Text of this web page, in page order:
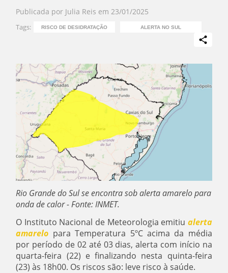
Publicada por Julia Reis em 23/01/2025
Tags: RISCO DE DESIDRATAÇÃO ALERTA NO SUL
Rio Grande do Sul se encontra sob alerta amarelo para
onda de calor - Fonte: INMET.
O Instituto Nacional de Meteorologia emitiu alerta
amarelo para Temperatura 5ºC acima da média
por período de 02 até 03 dias, alerta com início na
quarta-feira (22) e finalizando nesta quinta-feira
(23) às 18h00. Os riscos são: leve risco à saúde.